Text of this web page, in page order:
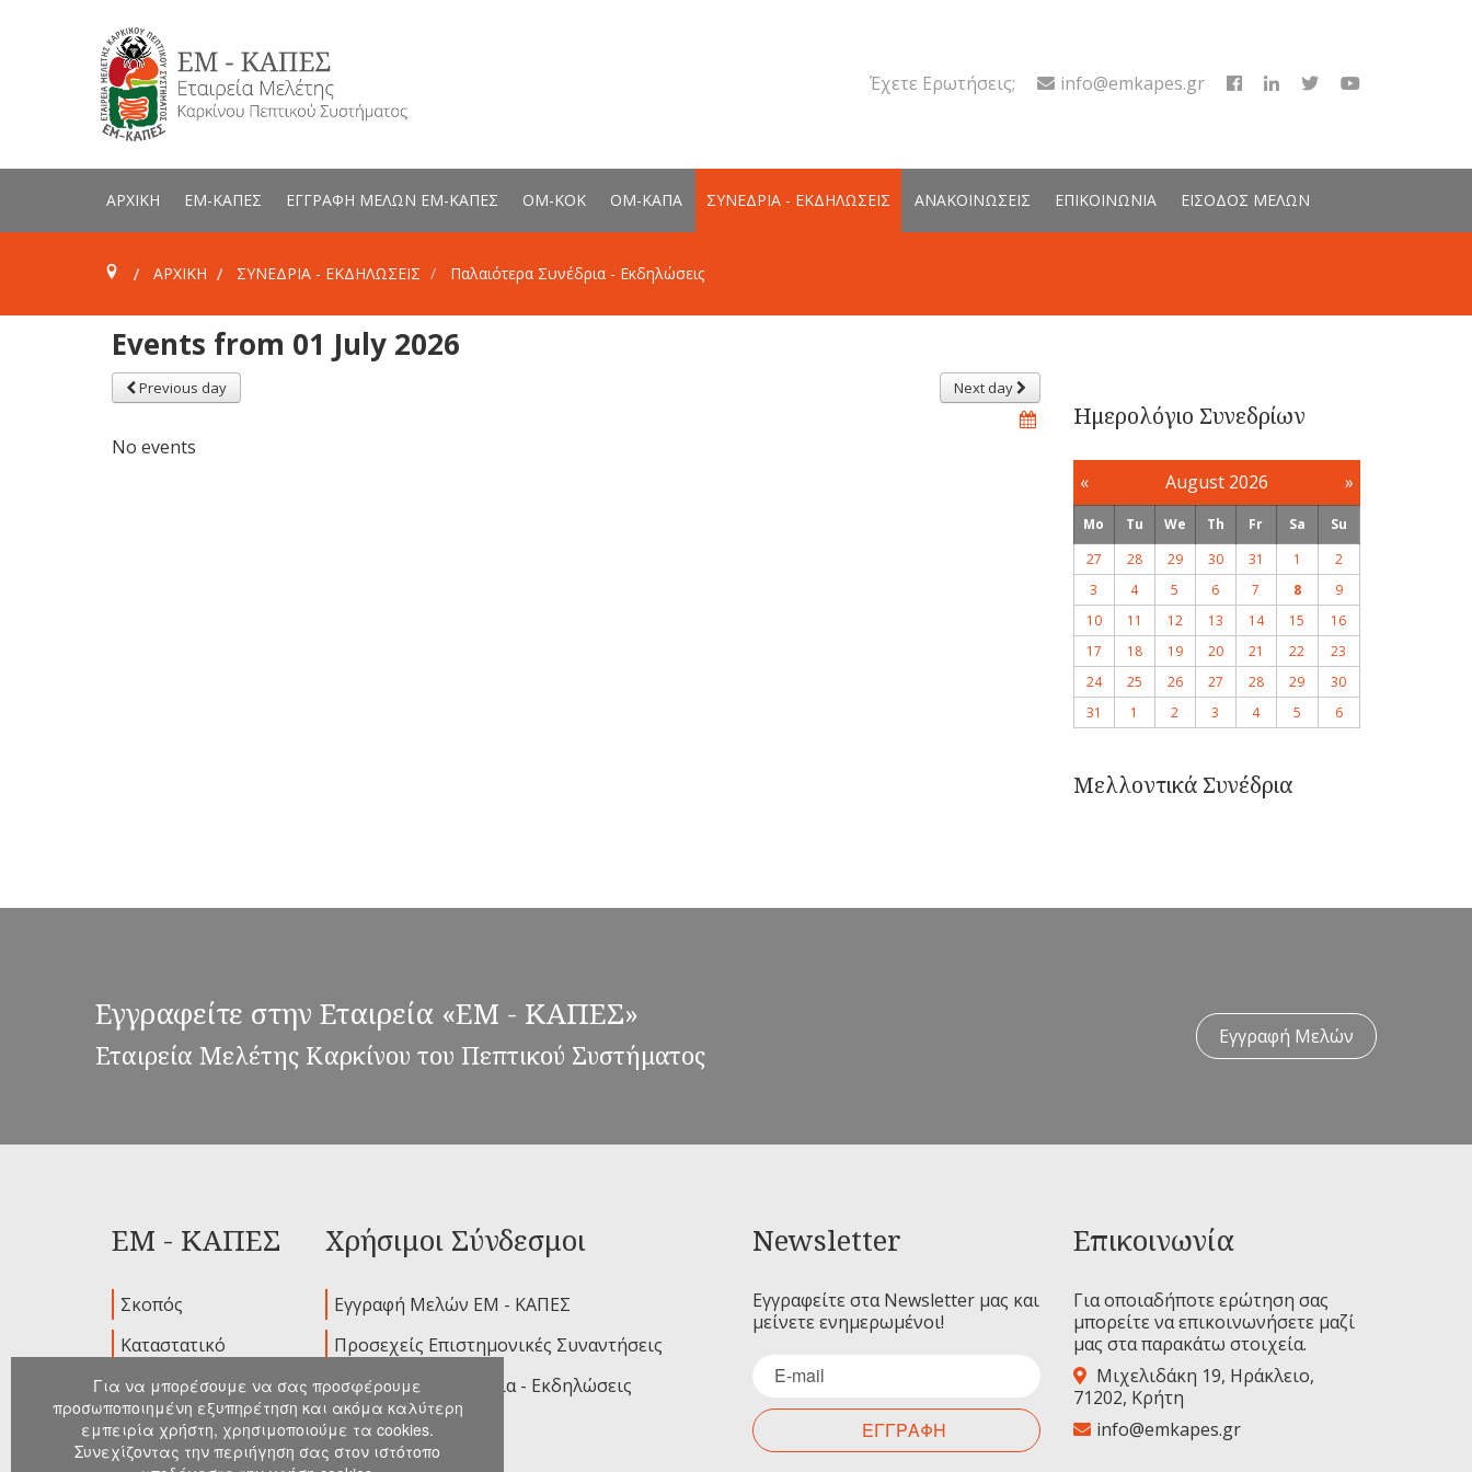
Έχετε Ερωτήσεις; info@emkapes.gr
ΑΡΧΙΚΗ ΕΜ-ΚΑΠΕΣ ΕΓΓΡΑΦΗ ΜΕΛΩΝ ΕΜ-ΚΑΠΕΣ ΟΜ-ΚΟΚ ΟΜ-ΚΑΠΑ ΣΥΝΕΔΡΙΑ - ΕΚΔΗΛΩΣΕΙΣ ΑΝΑΚΟΙΝΩΣΕΙΣ ΕΠΙΚΟΙΝΩΝΙΑ ΕΙΣΟΔΟΣ ΜΕΛΩΝ
ΑΡΧΙΚΗ ΣΥΝΕΔΡΙΑ - ΕΚΔΗΛΩΣΕΙΣ Παλαιότερα Συνέδρια - Εκδηλώσεις
Events from 01 July 2026
Previous day Next day
No events
Ημερολόγιο Συνεδρίων
« August 2026 »
Mo Tu We Th Fr Sa
Su
27
28 29 30 31 1
2
3
4 5 6 7 8
9
10
11 12 13 14 15
16
17
18 19 20 21 22
23
24
25 26 27 28 29
30
31
1 2 3 4 5 6
Μελλοντικά Συνέδρια
Εγγραφείτε στην Εταιρεία «ΕΜ - ΚΑΠΕΣ»
Εταιρεία Μελέτης Καρκίνου του Πεπτικού Συστήματος
Εγγραφή Μελών
ΕΜ - ΚΑΠΕΣ
Σκοπός
Καταστατικό
Ιδρυτικά Μέλη
Διοικούσα
Επιτροπή
Χρήσιμοι Σύνδεσμοι
Εγγραφή Μελών ΕΜ - ΚΑΠΕΣ
Προσεχείς Επιστημονικές Συναντήσεις
Παλαιότερα Συνέδρια - Εκδηλώσεις
Ανακοινώσεις
Newsletter
Εγγραφείτε στα Newsletter μας και
μείνετε ενημερωμένοι!
ΕΓΓΡΑΦΗ
Επικοινωνία
Για οποιαδήποτε ερώτηση σας
μπορείτε να επικοινωνήσετε μαζί
μας στα παρακάτω στοιχεία.
Μιχελιδάκη 19, Ηράκλειο,
71202, Κρήτη
info@emkapes.gr
Για να μπορέσουμε να σας προσφέρουμε
προσωποποιημένη εξυπηρέτηση και ακόμα καλύτερη
εμπειρία χρήστη, χρησιμοποιούμε τα cookies.
Συνεχίζοντας την περιήγηση σας στον ιστότοπο